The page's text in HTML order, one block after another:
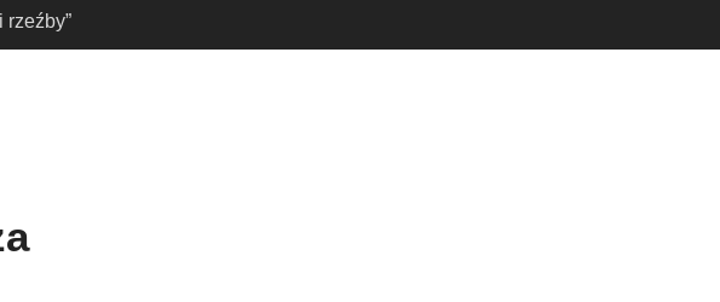
rzeźby”
w Strefie Dziecka